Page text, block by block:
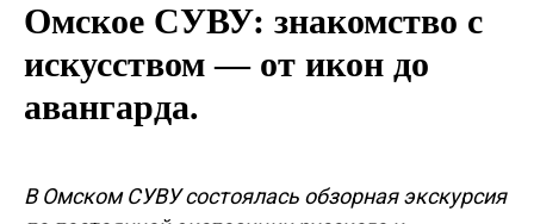
Омское СУВУ: знакомство с
искусством — от икон до
авангарда.
В Омском СУВУ состоялась обзорная экскурсия